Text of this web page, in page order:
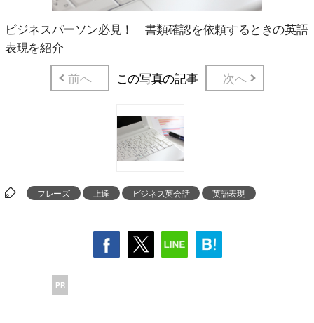
ビジネスパーソン必見！ 書類確認を依頼するときの英語
表現を紹介
前へ
この写真の記事 次へ
フレーズ 上達 ビジネス英会話 英語表現
PR